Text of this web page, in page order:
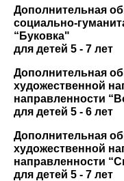
Дополнительная
социально-
“ Буковка"
для детей 5 - 7 лет
Дополнительная
художественной
направленности
для детей 5 - 6 лет
Дополнительная
художественной
направленности
для детей 5 - 7 лет